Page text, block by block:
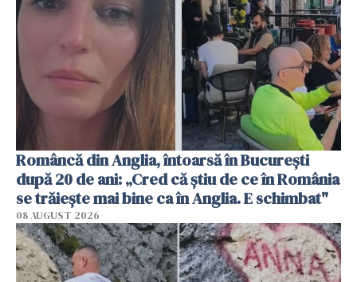
Româncă din Anglia, întoarsă în București
după 20 de ani: „Cred că știu de ce în România
se trăiește mai bine ca în Anglia. E schimbat"
08 AUGUST 2026